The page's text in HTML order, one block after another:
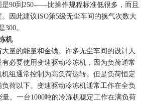
是90到250――比操作规程标准低很多，而且
因此建议ISO第5级无尘车间的换气次数大
300。
机
量的能量和金钱。许多无尘车间的设计人
必要使用变速驱动冷冻机，因为负荷通常
组通常控制为高负荷运转。但是负荷恒定
荷以下。变速驱动冷冻机通常工作在全负
量。一台1000吨的冷冻机稳定工作在满负荷